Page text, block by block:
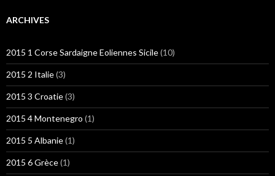
ARCHIVES
2015 1 Corse Sardaigne Eoliennes Sicile(10)
2015 2 Italie(3)
2015 3 Croatie(3)
2015 4 Montenegro (1)
2015 5 Albanie(1)
2015 6 Grèce(1)